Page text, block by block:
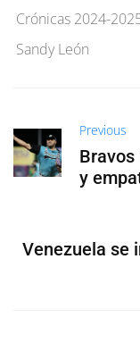
Crónicas 2024-
Sandy León
Previous
y
Venezuela se